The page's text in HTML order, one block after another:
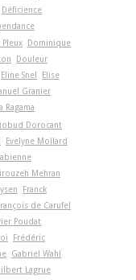
Déficience
Dominique
Douleur
Eline Snel
Elise
Granier
Ragama
Dorocant
Evelyne Mollard
Mehran
Franck
de Carufel
Poudat
Frédéric
Gabriel Wahl
Lagrue